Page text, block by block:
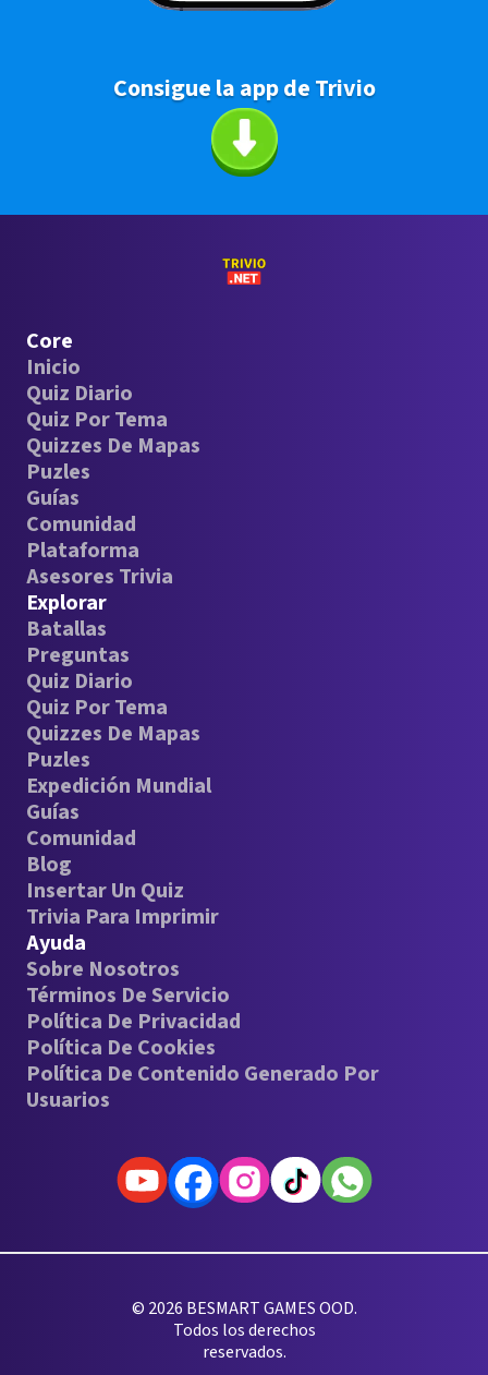
Consigue la app de Trivio
Core
Inicio
Quiz Diario
Quiz Por Tema
Quizzes De Mapas
Puzles
Guías
Comunidad
Plataforma
Asesores Trivia
Explorar
Batallas
Preguntas
Quiz Diario
Quiz Por Tema
Quizzes De Mapas
Puzles
Expedición Mundial
Guías
Comunidad
Blog
Insertar Un Quiz
Trivia Para Imprimir
Ayuda
Sobre Nosotros
Términos De Servicio
Política De Privacidad
Política De Cookies
Política De Contenido Generado Por
Usuarios
© 2026 BESMART GAMES OOD.
Todos los derechos
reservados.